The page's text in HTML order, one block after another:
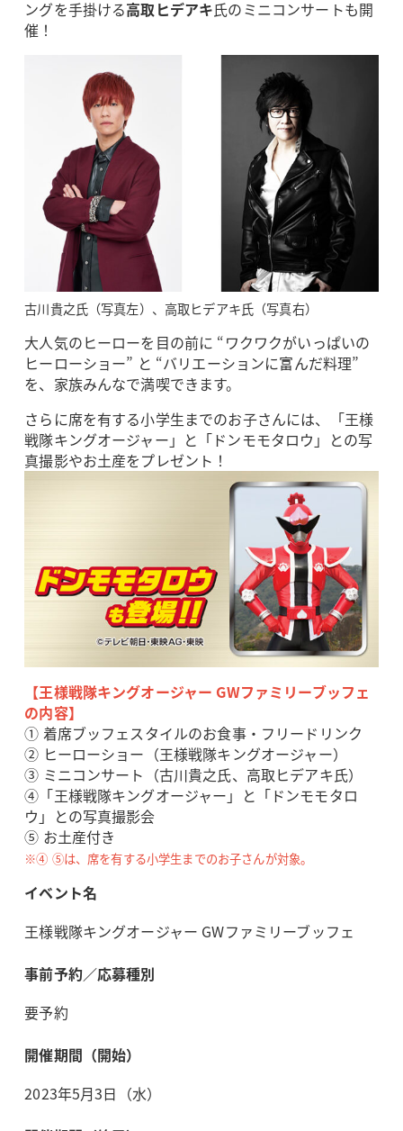
ングを手掛ける高取ヒデアキ氏のミニコンサートも開
催！
古川貴之氏（写真左）、高取ヒデアキ氏（写真右）
大人気のヒーローを目の前に “ワクワクがいっぱいの
ヒーローショー” と “バリエーションに富んだ料理”
を、家族みんなで満喫できます。
さらに席を有する小学生までのお子さんには、「王様
戦隊キングオージャー」と「ドンモモタロウ」との写
真撮影やお土産をプレゼント！
【王様戦隊キングオージャー GWファミリーブッフェ
の内容】
① 着席ブッフェスタイルのお食事・フリードリンク
② ヒーローショー（王様戦隊キングオージャー）
③ ミニコンサート（古川貴之氏、高取ヒデアキ氏）
④「王様戦隊キングオージャー」と「ドンモモタロ
ウ」との写真撮影会
⑤ お土産付き
※④ ⑤は、席を有する小学生までのお子さんが対象。
イベント名
王様戦隊キングオージャー GWファミリーブッフェ
事前予約／応募種別
要予約
開催期間（開始）
2023年5月3日（水）